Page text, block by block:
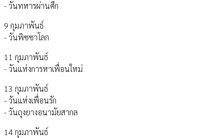
- วันทหารผ่านศึก
9 กุมภาพันธ์
- วันพิซซาโลก
11 กุมภาพันธ์
- วันแห่งการหาเพื่อนใหม่
13 กุมภาพันธ์
- วันแห่งเพื่อนรัก
- วันถุงยางอนามัยสากล
14 กุมภาพันธ์